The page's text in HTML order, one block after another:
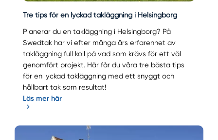
Tre tips för en lyckad takläggning i Helsingborg
Planerar du en takläggning i Helsingborg? På
Swedtak har vi efter många års erfarenhet av
takläggning full koll på vad som krävs för ett väl
genomfört projekt. Här får du våra tre bästa tips
för en lyckad takläggning med ett snyggt och
hållbart tak som resultat!
Läs mer här